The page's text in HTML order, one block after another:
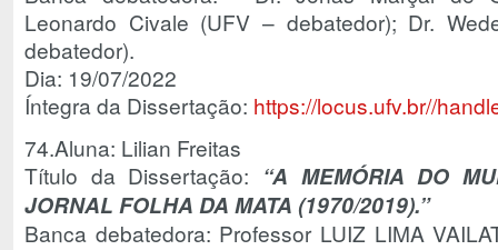
Leonardo Civale (UFV – debatedor); Dr.
debatedor).
Dia: 19/07/2022
Íntegra da Dissertação: https://locus.ufv.br//
74.Aluna: Lilian Freitas
Título da Dissertação: “A MEMÓRIA DO
JORNAL FOLHA DA MATA (1970/2019).”
Banca debatedora: Professor LUIZ LIMA